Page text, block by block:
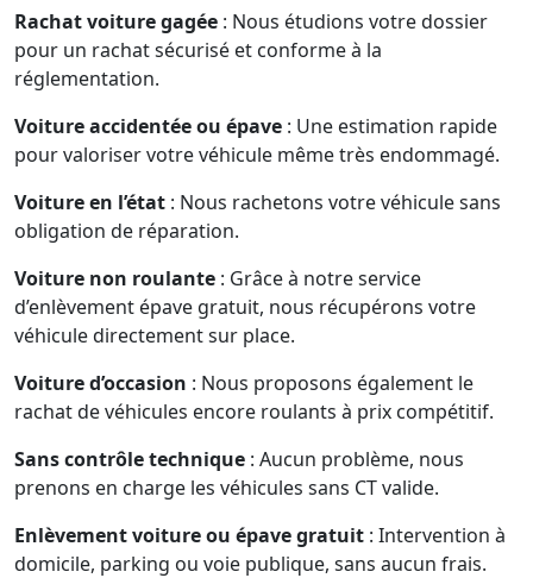
Rachat voiture gagée : Nous étudions votre dossier
pour un rachat sécurisé et conforme à la
réglementation.
Voiture accidentée ou épave : Une estimation rapide
pour valoriser votre véhicule même très endommagé.
Voiture en l’état : Nous rachetons votre véhicule sans
obligation de réparation.
Voiture non roulante : Grâce à notre service
d’enlèvement épave gratuit, nous récupérons votre
véhicule directement sur place.
Voiture d’occasion : Nous proposons également le
rachat de véhicules encore roulants à prix compétitif.
Sans contrôle technique : Aucun problème, nous
prenons en charge les véhicules sans CT valide.
Enlèvement voiture ou épave gratuit : Intervention à
domicile, parking ou voie publique, sans aucun frais.